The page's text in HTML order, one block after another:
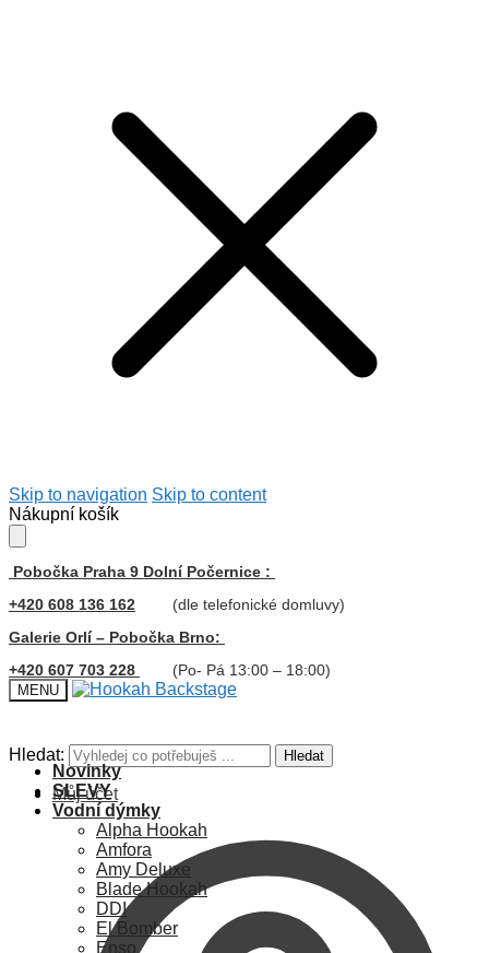
Skip to navigation Skip to content
Nákupní košík
Pobočka Praha 9 Dolní Počernice :
+420 608 136 162
(dle telefonické domluvy)
Galerie Orlí – Pobočka Brno:
+420 607 703 228
(Po- Pá 13:00 – 18:00)
MENU
Hledat: Hledat
Můj účet
Novinky
SLEVY
Vodní dýmky
Alpha Hookah
Amfora
Amy Deluxe
Blade Hookah
DDI
El Bomber
Enso